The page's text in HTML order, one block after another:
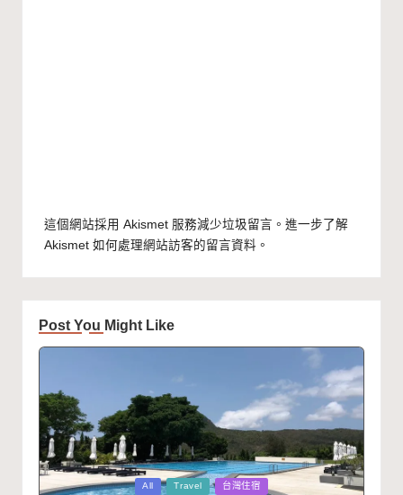
這個網站採用 Akismet 服務減少垃圾留言。 進一步了解
Akismet 如何處理網站訪客的留言資料 。
Post You Might Like
Posted
All Travel 台灣住宿